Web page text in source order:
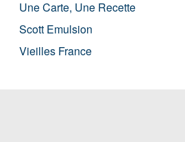
Une Carte, Une Recette
Scott Emulsion
Vieilles France